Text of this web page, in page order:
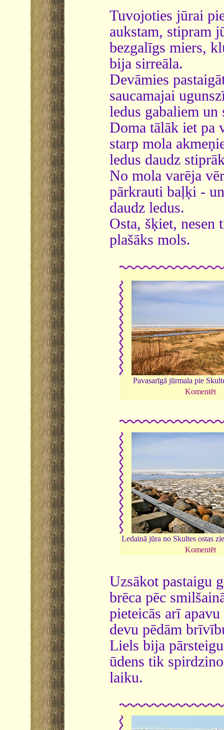
Tuvojoties jūrai
aukstam, stipram
bezgalīgs miers,
bija sirreāla.
Devāmies
saucamajai
ledus gabaliem
Doma tālāk iet pa
starp mola
ledus daudz
No mola varēja
pārkrauti baļķi -
daudz ledus.
Osta, šķiet,
plašāks mols.
Pavasarīgā jūrmala pie
Komentēt
Ledainā jūra no Skultes ostas
Komentēt
Uzsākot pastaigu
brēca pēc
pieteicās arī
devu pēdām
Liels bija
ūdens tik
laiku.